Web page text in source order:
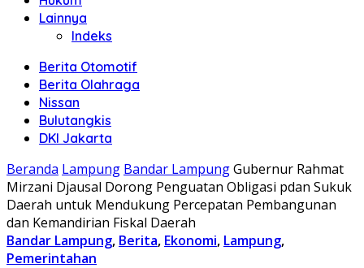
Lainnya
Indeks
Berita Otomotif
Berita Olahraga
Nissan
Bulutangkis
DKI Jakarta
Beranda Lampung Bandar LampungGubernur Rahmat
Mirzani Djausal Dorong Penguatan Obligasi pdan Sukuk
Daerah untuk Mendukung Percepatan Pembangunan
dan Kemandirian Fiskal Daerah
Bandar Lampung, Berita, Ekonomi, Lampung,
Pemerintahan